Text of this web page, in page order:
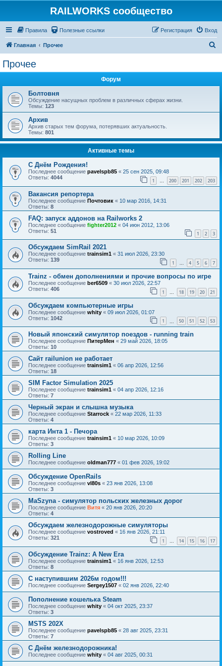
RAILWORKS сообщество
Правила Полезные ссылки Вход
Регистрация
Главная Прочее
Прочее
Форум
Болтовня
Обсуждение насущных проблем в различных сферах жизни.
Темы: 123
Архив
Архив старых тем форума, потерявших актуальность.
Темы: 801
Активные темы
C Днём Рождения!
Последнее сообщение pavelspb85 « 25 сен 2025, 09:48
Ответы: 4044 1 … 200 201 202 203
Вакансия репортера
Последнее сообщение Почтовик « 10 мар 2016, 14:31
Ответы: 8
FAQ: запуск аддонов на Railworks 2
Последнее сообщение fighter2012 « 04 июн 2012, 13:06
Ответы: 51 1 2 3
Обсуждаем SimRail 2021
Последнее сообщение trainsim1 « 31 июл 2026, 23:30
Ответы: 139 1 … 4 5 6 7
Trainz - обмен дополнениями и прочие вопросы по игре
Последнее сообщение ber6509 « 30 июл 2026, 22:57
Ответы: 406 1 … 18 19 20 21
Обсуждаем компьютерные игры
Последнее сообщение whity « 09 июл 2026, 01:07
Ответы: 1042 1 50 51 52 53
Новый японский симулятор поездов - running train
Последнее сообщение ПитерМен « 29 май 2026, 18:05
Ответы: 10
Сайт railunion не работает
Последнее сообщение trainsim1 « 06 апр 2026, 12:56
Ответы: 18
SIM Factor Simulation 2025
Последнее сообщение trainsim1 « 04 апр 2026, 12:16
Ответы: 7
Черный экран и слышна музыка
Последнее сообщение Starrock « 22 мар 2026, 11:33
Ответы: 4
карта Инта 1 - Печора
Последнее сообщение trainsim1 « 10 мар 2026, 10:09
Ответы: 3
Rolling Line
Последнее сообщение oldman777 « 01 фев 2026, 19:02
Обсуждение OpenRails
Последнее сообщение vl80s « 23 янв 2026, 13:08
Ответы: 3
MaSzyna - симулятор польских железных дорог
Последнее сообщение Витя « 20 янв 2026, 20:20
Ответы: 4
Обсуждаем железнодорожные симуляторы
Последнее сообщение vostroved « 16 янв 2026, 21:11
Ответы: 321 1 … 14 15 16 17
Обсуждение Trainz: A New Era
Последнее сообщение trainsim1 « 16 янв 2026, 12:53
Ответы: 8
С наступившим 2026м годом!!!
Последнее сообщение Sergey1507 « 02 янв 2026, 22:40
Пополнение кошелька Steam
Последнее сообщение whity « 04 окт 2025, 23:37
Ответы: 3
MSTS 202X
Последнее сообщение pavelspb85 « 28 авг 2025, 23:31
Ответы: 7
С Днём железнодорожника!
Последнее сообщение whity « 04 авг 2025, 00:31